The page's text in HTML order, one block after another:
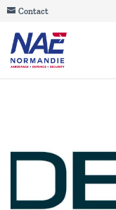
Contact